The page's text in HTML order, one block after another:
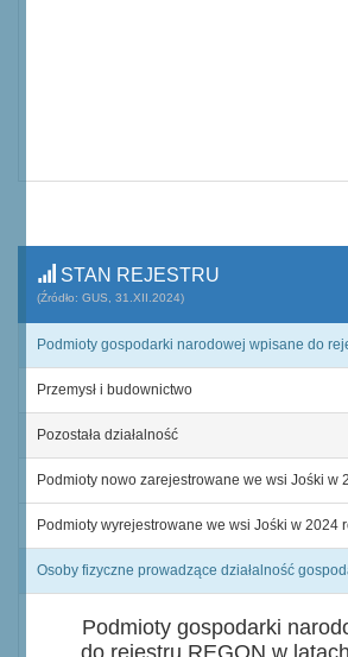
STAN REJESTRU
(Źródło: GUS, 31.XII.2024)
Podmioty gospodarki narodowej wpisane do
Przemysł i budownictwo
Pozostała działalność
Podmioty nowo zarejestrowane we wsi Jośki w
Podmioty wyrejestrowane we wsi Jośki w 2024
Osoby fizyczne prowadzące działalność
Podmioty gospodarki
do rejestru REGON w